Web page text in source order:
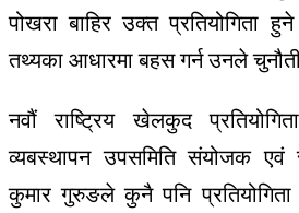
पोखरा बाहिर उक्त प्रतियोगिता
तथ्यका आधारमा बहस गर्न उनले
नवौं राष्ट्रिय खेलकुद
व्यबस्थापन उपसमिति संयोजक
कुमार गुरुङले कुनै पनि प्रतियोगिता